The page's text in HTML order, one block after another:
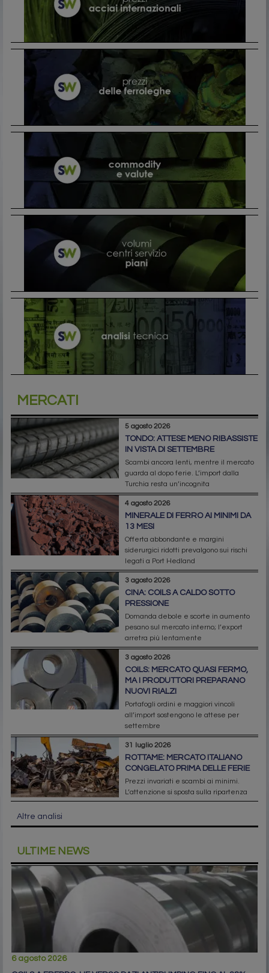
MERCATI
5 agosto 2026
TONDO: ATTESE MENO RIBASSISTE
IN VISTA DI SETTEMBRE
Scambi ancora lenti, mentre il mercato
guarda al dopo ferie. L’import dalla
Turchia resta un’incognita
4 agosto 2026
MINERALE DI FERRO AI MINIMI DA
13 MESI
Offerta abbondante e margini
siderurgici ridotti prevalgono sui rischi
legati a Port Hedland
3 agosto 2026
CINA: COILS A CALDO SOTTO
PRESSIONE
Domanda debole e scorte in aumento
pesano sul mercato interno; l’export
arretra più lentamente
3 agosto 2026
COILS: MERCATO QUASI FERMO,
MA I PRODUTTORI PREPARANO
NUOVI RIALZI
Portafogli ordini e maggiori vincoli
all’import sostengono le attese per
settembre
31 luglio 2026
ROTTAME: MERCATO ITALIANO
CONGELATO PRIMA DELLE FERIE
Prezzi invariati e scambi ai minimi.
L’attenzione si sposta sulla ripartenza
Altre analisi
ULTIME NEWS
6 agosto 2026